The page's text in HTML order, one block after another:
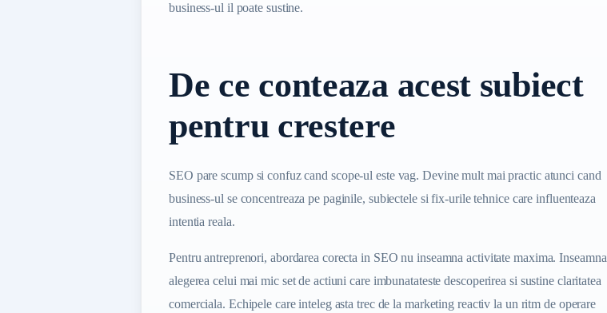
business-ul il poate sustine.
De ce conteaza acest subiect
pentru crestere
SEO pare scump si confuz cand scope-ul este vag. Devine mult mai practic atunci cand
business-ul se concentreaza pe paginile, subiectele si fix-urile tehnice care influenteaza
intentia reala.
Pentru antreprenori, abordarea corecta in SEO nu inseamna activitate maxima. Inseamna
alegerea celui mai mic set de actiuni care imbunatateste descoperirea si sustine claritatea
comerciala. Echipele care inteleg asta trec de la marketing reactiv la un ritm de operare